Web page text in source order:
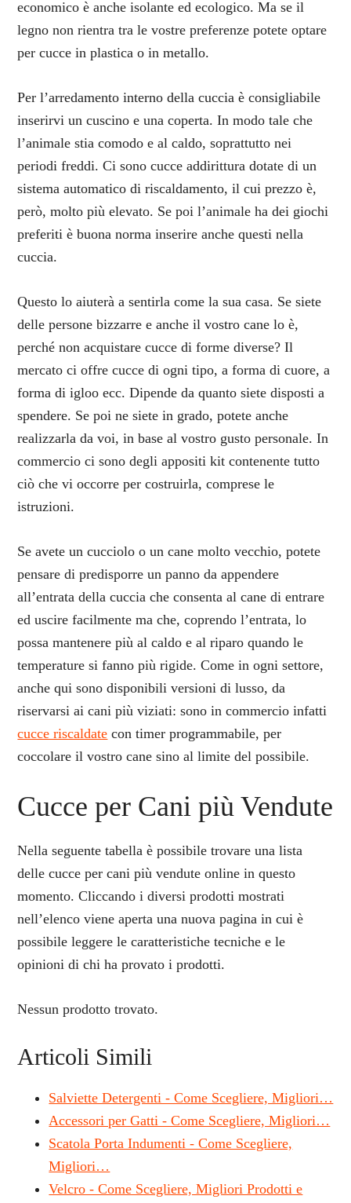
economico è anche isolante ed ecologico. Ma se il
legno non rientra tra le vostre preferenze potete optare
per cucce in plastica o in metallo.
Per l’arredamento interno della cuccia è consigliabile
inserirvi un cuscino e una coperta. In modo tale che
l’animale stia comodo e al caldo, soprattutto nei
periodi freddi. Ci sono cucce addirittura dotate di un
sistema automatico di riscaldamento, il cui prezzo è,
però, molto più elevato. Se poi l’animale ha dei giochi
preferiti è buona norma inserire anche questi nella
cuccia.
Questo lo aiuterà a sentirla come la sua casa. Se siete
delle persone bizzarre e anche il vostro cane lo è,
perché non acquistare cucce di forme diverse? Il
mercato ci offre cucce di ogni tipo, a forma di cuore, a
forma di igloo ecc. Dipende da quanto siete disposti a
spendere. Se poi ne siete in grado, potete anche
realizzarla da voi, in base al vostro gusto personale. In
commercio ci sono degli appositi kit contenente tutto
ciò che vi occorre per costruirla, comprese le
istruzioni.
Se avete un cucciolo o un cane molto vecchio, potete
pensare di predisporre un panno da appendere
all’entrata della cuccia che consenta al cane di entrare
ed uscire facilmente ma che, coprendo l’entrata, lo
possa mantenere più al caldo e al riparo quando le
temperature si fanno più rigide. Come in ogni settore,
anche qui sono disponibili versioni di lusso, da
riservarsi ai cani più viziati: sono in commercio infatti
cucce riscaldate con timer programmabile, per
coccolare il vostro cane sino al limite del possibile.
Cucce per Cani più Vendute
Nella seguente tabella è possibile trovare una lista
delle cucce per cani più vendute online in questo
momento. Cliccando i diversi prodotti mostrati
nell’elenco viene aperta una nuova pagina in cui è
possibile leggere le caratteristiche tecniche e le
opinioni di chi ha provato i prodotti.
Nessun prodotto trovato.
Articoli Simili
Salviette Detergenti - Come Scegliere, Migliori…
Accessori per Gatti - Come Scegliere, Migliori…
Scatola Porta Indumenti - Come Scegliere,
Migliori…
Velcro - Come Scegliere, Migliori Prodotti e